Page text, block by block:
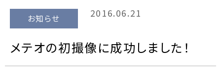
お知らせ 2016.06.21
メテオの初撮像に成功しました！